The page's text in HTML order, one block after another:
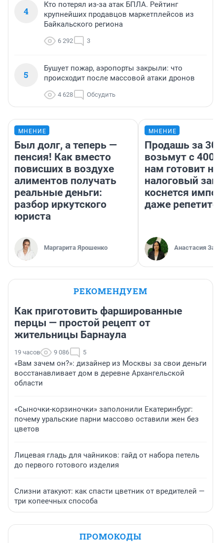
4
Кто потерял из-за атак БПЛА. Рейтинг
крупнейших продавцов маркетплейсов из
Байкальского региона
6 292 3
5
Бушует пожар, аэропорты закрыли: что
происходит после массовой атаки дронов
4 628 Обсудить
МНЕНИЕ
Был долг, а теперь —
пенсия! Как вместо
повисших в воздухе
алиментов получать
реальные деньги:
разбор иркутского
юриста
Маргарита Ярошенко
МНЕНИЕ
Продашь за
возьмут с
нам готовит
налоговый
коснется
даже
Анастасия
РЕКОМЕНДУЕМ
Как приготовить фаршированные
перцы — простой рецепт от
жительницы Барнаула
19 часов 9 086 5
«Вам зачем он?»: дизайнер из Москвы за свои деньги
восстанавливает дом в деревне Архангельской
области
«Сыночки-корзиночки» заполонили Екатеринбург:
почему уральские парни массово оставили жен без
цветов
Лицевая гладь для чайников: гайд от набора петель
до первого готового изделия
Слизни атакуют: как спасти цветник от вредителей —
три копеечных способа
ПРОМОКОДЫ